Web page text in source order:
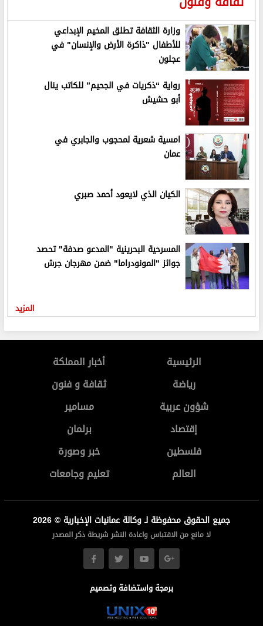
وزارة الثقافة تطلق المخيم الإبداعي
للأطفال "ذاكرة الأرض والإنسان" في
عجلون
رواية “ذكريات في الجحيم” للكاتب ينال
أبو حشيش
امسية شعرية لمحجوب والجابري في
عمان
الكيان الذي لايعود أحمد صبري
المسرحية البحرينية "المدعو صدفة" تحصد
جوائز "المونودراما" ضمن مهرجان جرش
المزيد
الرئيسية
أخبار المملكة
رياضة
ثقافة و فنون
شؤون عربية
مسامير
إقتصاد
برلمان
فلسطين
خبر وصورة
العالم
تعليم وجامعات
جميع الحقوق محفوظة لـ وكالة عمانيات الإخبارية © 2026
لا مانع من الاقتباس واعادة النشر شريطة ذكر المصدر
برمجة واستضافة وتصميم